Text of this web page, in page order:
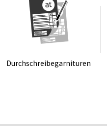
Durch­schrei­be­gar­ni­tu­ren